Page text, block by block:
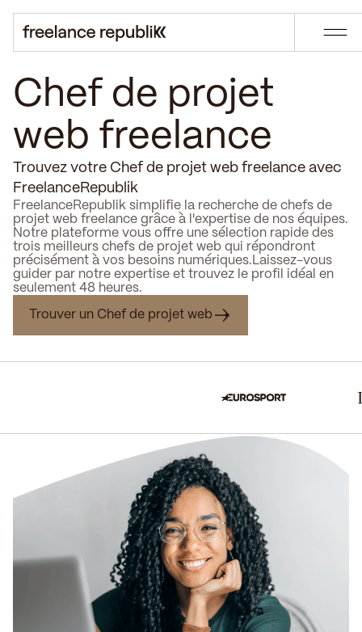
Chef de projet
web freelance
Trouvez votre Chef de projet web freelance avec
FreelanceRepublik
FreelanceRepublik simplifie la recherche de chefs de
projet web freelance grâce à l'expertise de nos équipes.
Notre plateforme vous offre une sélection rapide des
trois meilleurs chefs de projet web qui répondront
précisément à vos besoins numériques.Laissez-vous
guider par notre expertise et trouvez le profil idéal en
seulement 48 heures.
Trouver un Chef de projet web